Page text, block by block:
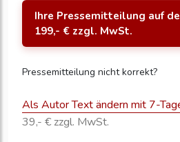
Ihre Pressemitteilung auf
199,- € zzgl. MwSt.
Pressemitteilung nicht korrekt?
Als Autor Text ändern mit 7-
39,- € zzgl. MwSt.